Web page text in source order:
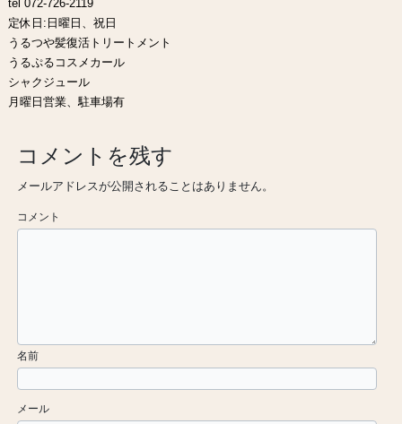
tel 072-726-2119
定休日:日曜日、祝日
うるつや髪復活トリートメント
うるぷるコスメカール
シャクジュール
月曜日営業、駐車場有
コメントを残す
メールアドレスが公開されることはありません。
コメント
名前
メール